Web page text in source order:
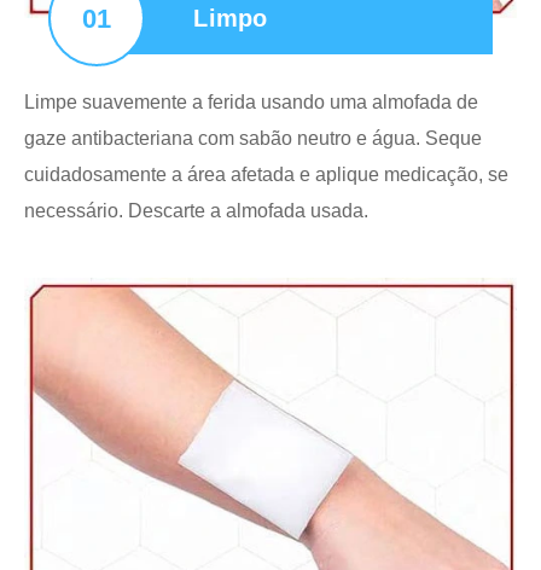
01 Limpo
Limpe suavemente a ferida usando uma almofada de
gaze antibacteriana com sabão neutro e água. Seque
cuidadosamente a área afetada e aplique medicação, se
necessário. Descarte a almofada usada.